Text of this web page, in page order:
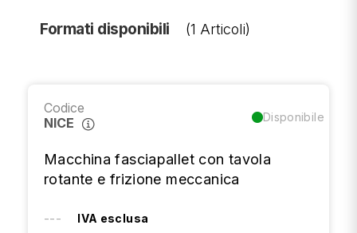
Formati disponibili (1 Articoli)
Codice
NICE
Disponibile
Macchina fasciapallet con tavola
rotante e frizione meccanica
---
IVA esclusa